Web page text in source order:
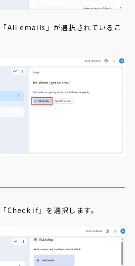
All emails」が選択されているこ
Check if」を選択します。